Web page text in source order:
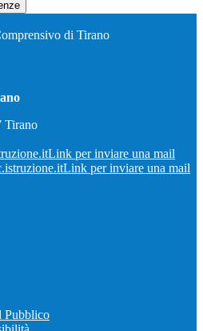
di Tirano
Tirano
Link per inviare una mail
Link per inviare una mail
Pubblico